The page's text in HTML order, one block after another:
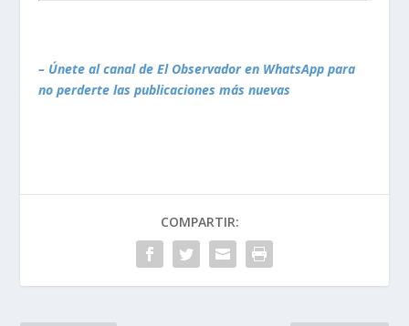
– Únete al canal de El Observador en WhatsApp para
no perderte las publicaciones más nuevas
COMPARTIR: